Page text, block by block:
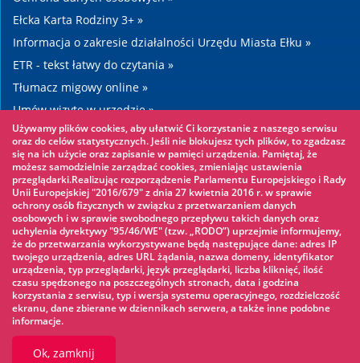
Ełcka Karta Rodziny 3+ »
Informacja o zakresie działalności Urzędu Miasta Ełku »
ETR - tekst łatwy do czytania »
Tłumacz migowy online »
Umów wizytę w urzędzie »
Drogi »
Warto zobaczyć
Park linowy »
Park Wodny »
Lodowisko »
KINOECK »
Muzeum »
Używamy plików cookies, aby ułatwić Ci korzystanie z naszego serwisu
oraz do celów statystycznych. Jeśli nie blokujesz tych plików, to zgadzasz
się na ich użycie oraz zapisanie w pamięci urządzenia. Pamiętaj, że
możesz samodzielnie zarządzać cookies, zmieniając ustawienia
przeglądarki.Realizując rozporządzenie Parlamentu Europejskiego i Rady
Unii Europejskiej "2016/679" z dnia 27 kwietnia 2016 r. w sprawie
ochrony osób fizycznych w związku z przetwarzaniem danych
osobowych i w sprawie swobodnego przepływu takich danych oraz
uchylenia dyrektywy "95/46/WE" (tzw. „RODO”) uprzejmie informujemy,
że do przetwarzania wykorzystywane będą następujące dane: adres IP
twojego urządzenia, adres URL żądania, nazwa domeny, identyfikator
urządzenia, typ przeglądarki, język przeglądarki, liczba kliknięć, ilość
czasu spędzonego na poszczególnych stronach, data i godzina
korzystania z serwisu, typ i wersja systemu operacyjnego, rozdzielczość
ekranu, dane zbierane w dziennikach serwera, a także inne podobne
informacje.
Ok, zamknij